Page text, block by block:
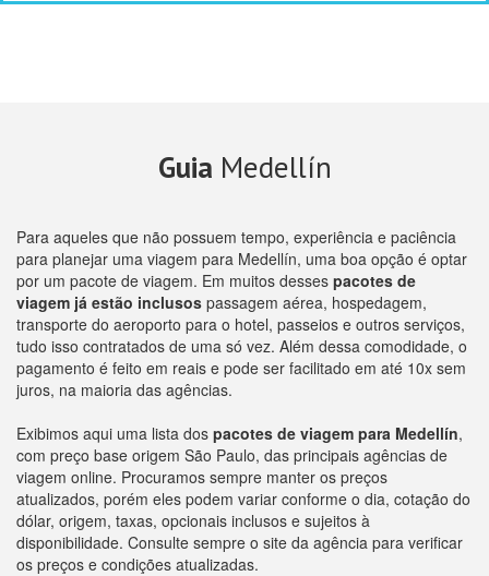
Guia Medellín
Para aqueles que não possuem tempo, experiência e paciência
para planejar uma viagem para Medellín, uma boa opção é optar
por um pacote de viagem. Em muitos desses pacotes de
viagem já estão inclusos passagem aérea, hospedagem,
transporte do aeroporto para o hotel, passeios e outros serviços,
tudo isso contratados de uma só vez. Além dessa comodidade, o
pagamento é feito em reais e pode ser facilitado em até 10x sem
juros, na maioria das agências.
Exibimos aqui uma lista dos pacotes de viagem para Medellín,
com preço base origem São Paulo, das principais agências de
viagem online. Procuramos sempre manter os preços
atualizados, porém eles podem variar conforme o dia, cotação do
dólar, origem, taxas, opcionais inclusos e sujeitos à
disponibilidade. Consulte sempre o site da agência para verificar
os preços e condições atualizadas.